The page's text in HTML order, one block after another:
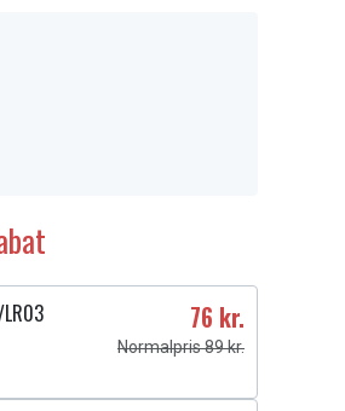
76 kr.
Normalpris 89 kr.